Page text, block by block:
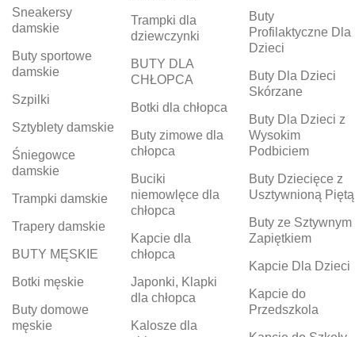
Sneakersy
damskie
Buty sportowe
damskie
Szpilki
Sztyblety damskie
Śniegowce
damskie
Trampki damskie
Trapery damskie
BUTY MĘSKIE
Botki męskie
Buty domowe
męskie
Trampki dla
dziewczynki
BUTY DLA
CHŁOPCA
Botki dla chłopca
Buty zimowe dla
chłopca
Buciki
niemowlęce dla
chłopca
Kapcie dla
chłopca
Japonki, Klapki
dla chłopca
Kalosze dla
Buty
Profilaktyczne Dla
Dzieci
Buty Dla Dzieci
Skórzane
Buty Dla Dzieci z
Wysokim
Podbiciem
Buty Dziecięce z
Usztywnioną Piętą
Buty ze Sztywnym
Zapiętkiem
Kapcie Dla Dzieci
Kapcie do
Przedszkola